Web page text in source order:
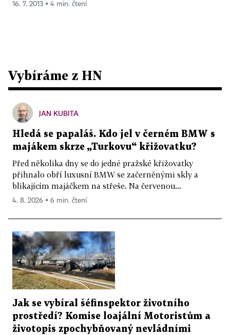
16. 7. 2013 ▪ 4 min. čtení
Vybíráme z HN
JAN KUBITA
Hledá se papaláš. Kdo jel v černém BMW s
majákem skrze „Turkovu“ křižovatku?
Před několika dny se do jedné pražské křižovatky
přihnalo obří luxusní BMW se začerněnými skly a
blikajícím majáčkem na střeše. Na červenou...
4. 8. 2026 ▪ 6 min. čtení
Jak se vybíral šéfinspektor životního
prostředí? Komise loajální Motoristům a
životopis zpochybňovaný nevládními